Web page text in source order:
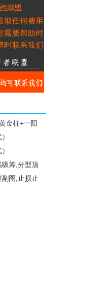
金柱+一阳
公式..
筹,分型顶
图,止损止